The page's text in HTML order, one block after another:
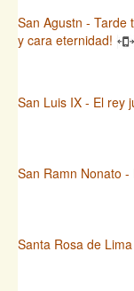
San Agustn - Tarde
y cara eternidad!
San Luis IX - El rey
San Ramn Nonato
Santa Rosa de